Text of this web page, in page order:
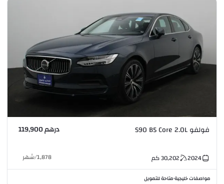
فولفو S90 B5 Core 2.0L درهم 119,900
2024
30,202كم 1,878
/شهر
مواصفات خليجية•متاحة للتمويل